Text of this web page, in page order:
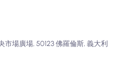
市場廣場, 50123 佛羅倫斯, 義大利